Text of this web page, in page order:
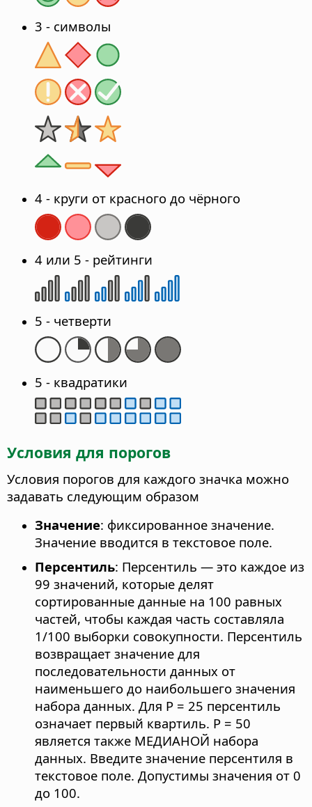
3 - символы
4 - круги от красного до чёрного
4 или 5 - рейтинги
5 - четверти
5 - квадратики
Условия для порогов
Условия порогов для каждого значка можно
задавать следующим образом
Значение: фиксированное значение.
Значение вводится в текстовое поле.
Персентиль: Персентиль — это каждое из
99 значений, которые делят
сортированные данные на 100 равных
частей, чтобы каждая часть составляла
1/100 выборки совокупности. Персентиль
возвращает значение для
последовательности данных от
наименьшего до наибольшего значения
набора данных. Для P = 25 персентиль
означает первый квартиль. P = 50
является также МЕДИАНОЙ набора
данных. Введите значение персентиля в
текстовое поле. Допустимы значения от 0
до 100.